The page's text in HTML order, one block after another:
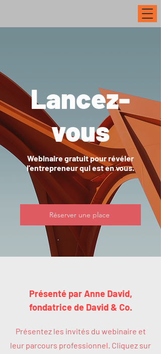
Lancez-
vous
Webinaire gratuit pour révéler
l'entrepreneur qui est en vous.
Réserver une place
Présenté par Anne David,
fondatrice de David & Co.
Présentez les invités du webinaire et
leur parcours professionnel. Cliquez sur